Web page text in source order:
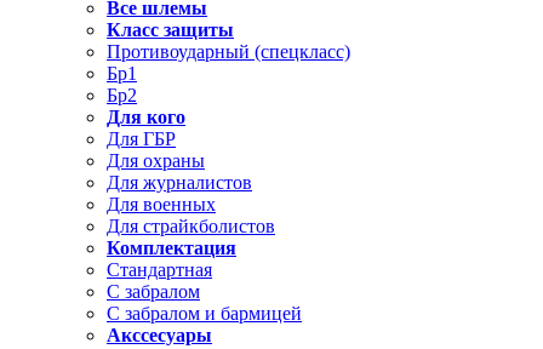
Все шлемы
Класс защиты
Противоударный (спецкласс)
Бр1
Бр2
Для кого
Для ГБР
Для охраны
Для журналистов
Для военных
Для страйкболистов
Комплектация
Стандартная
С забралом
С забралом и бармицей
Акссесуары